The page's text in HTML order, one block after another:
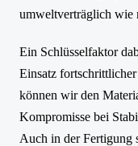
umweltverträglich wie
Ein Schlüsselfaktor
Einsatz
können wir den
Kompromisse bei
Auch in der Fertigung